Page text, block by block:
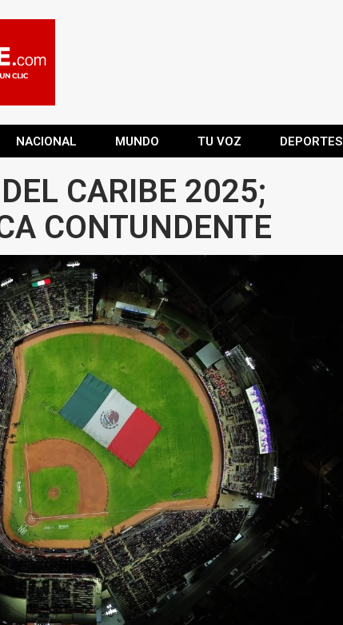
NACIONAL MUNDO TU VOZ DEPORTES
CARIBE 2025;
CONTUNDENTE